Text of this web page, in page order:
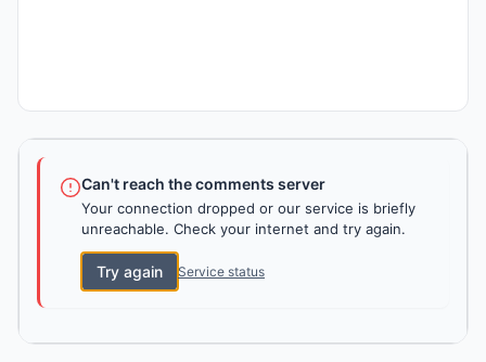
Can't reach the comments server
Your connection dropped or our service is briefly
unreachable. Check your internet and try again.
Try again Service status